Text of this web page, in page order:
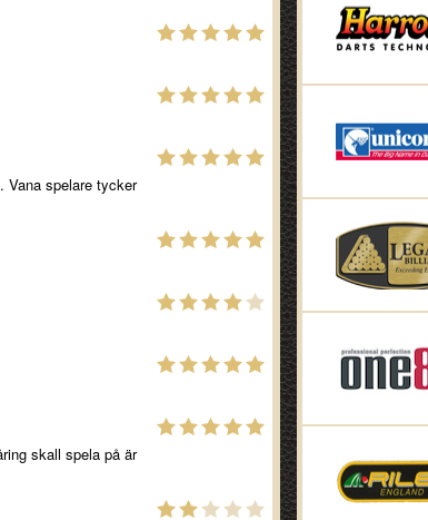
Vana spelare tycker
skall spela på är